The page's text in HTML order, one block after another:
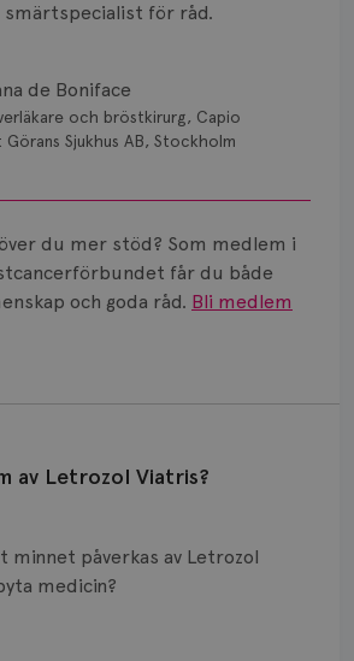
för råd.
de Boniface
och bröstkirurg, Capio
Görans Sjukhus AB, Stockholm
du mer stöd? Som medlem i
får du både
och goda råd. Bli medlem
av Letrozol Viatris?
minnet påverkas av Letrozol
jag byta medicin?